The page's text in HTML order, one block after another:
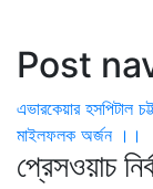
Post
এভারকেয়ার হসপিটাল
মাইলফলক অর্জন ।।
প্রেসওয়াচ